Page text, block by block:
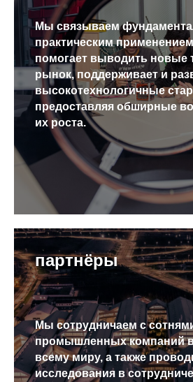
Мы связываем
практическим
помогает выводить новые
рынок, поддерживает и
высокотехнологичные
предоставляя обширные
их роста.
партнёры
Мы сотрудничаем с
промышленных компаний
всему миру, а также
исследования в